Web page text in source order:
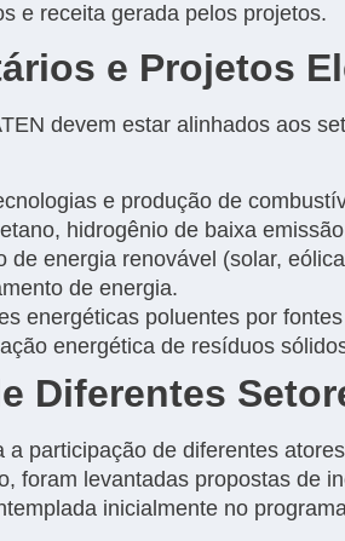
e receita gerada pelos projetos.
e Projetos
devem estar alinhados aos
e produção de
hidrogênio de baixa
de energia renovável (solar,
de energia.
energéticas poluentes por
energética de resíduos
Diferentes
a participação de diferentes
foram levantadas propostas de
inicialmente no